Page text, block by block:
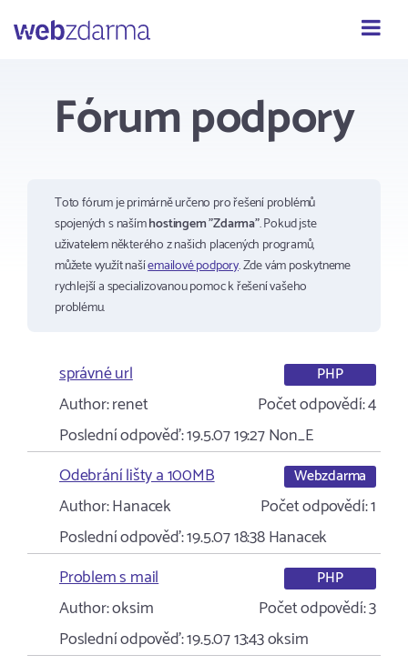
Fórum podpory
Toto fórum je primárně určeno pro řešení problémů
spojených s našímhostingem "Zdarma". Pokud jste
uživatelem některého z našich placených programů,
můžete využít našíemailové podpory. Zde vám poskytneme
rychlejší a specializovanou pomoc k řešení vašeho
problému.
správné url PHP
Author:renet Počet odpovědí:4
Poslední odpověď:19.5.07 19:27Non_E
Odebrání lišty a 100MB
Webzdarma
Author:Hanacek Počet odpovědí:1
Poslední odpověď:19.5.07 18:38Hanacek
Problem s mail
PHP
Author:oksim Počet odpovědí:3
Poslední odpověď:19.5.07 13:43oksim